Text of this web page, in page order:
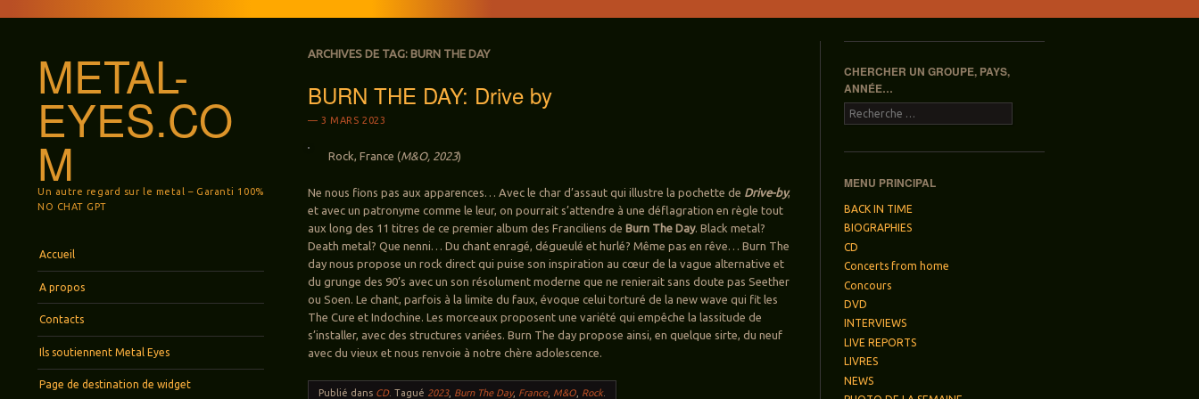
METAL-
EYES.CO
M
Un autre regard sur le metal – Garanti 100%
NO CHAT GPT
Aller au contenu principal
Accueil
A propos
Contacts
Ils soutiennent Metal Eyes
Page de destination de widget
ARCHIVES DE TAG: BURN THE DAY
BURN THE DAY: Drive by
3 MARS 2023
Rock, France (M&O, 2023)
Ne nous fions pas aux apparences… Avec le char d’assaut qui illustre la pochette de Drive-by,
et avec un patronyme comme le leur, on pourrait s’attendre à une déflagration en règle tout
aux long des 11 titres de ce premier album des Franciliens deBurn The Day. Black metal?
Death metal? Que nenni… Du chant enragé, dégueulé et hurlé? Même pas en rêve… Burn The
day nous propose un rock direct qui puise son inspiration au cœur de la vague alternative et
du grunge des 90’s avec un son résolument moderne que ne renierait sans doute pas Seether
ou Soen. Le chant, parfois à la limite du faux, évoque celui torturé de la new wave qui fit les
The Cure et Indochine. Les morceaux proposent une variété qui empêche la lassitude de
s’installer, avec des structures variées. Burn The day propose ainsi, en quelque sirte, du neuf
avec du vieux et nous renvoie à notre chère adolescence.
Publié dans CD.Tagué 2023, Burn The Day, France, M&O Rock.
CHERCHER UN GROUPE, PAYS,
ANNÉE…
Recherche
MENU PRINCIPAL
BACK IN TIME
BIOGRAPHIES
CD
Concerts from home
Concours
DVD
INTERVIEWS
LIVE REPORTS
LIVRES
NEWS